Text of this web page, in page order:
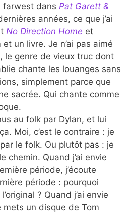
farwest dans Pat Garett &
années, ce que j’ai
No Direction Home et
et un livre. Je n’ai pas aimé
le genre de vieux truc dont
chante les louanges sans
simplement parce que
sacrée. Qui chante comme
au folk par Dylan, et lui
Moi, c’est le contraire : je
le folk. Ou plutôt pas : je
chemin. Quand j’ai envie
période, j’écoute
période : pourquoi
? Quand j’ai envie
mets un disque de Tom